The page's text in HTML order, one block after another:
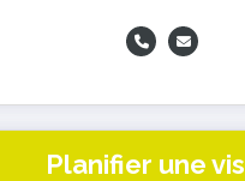
Planifier une